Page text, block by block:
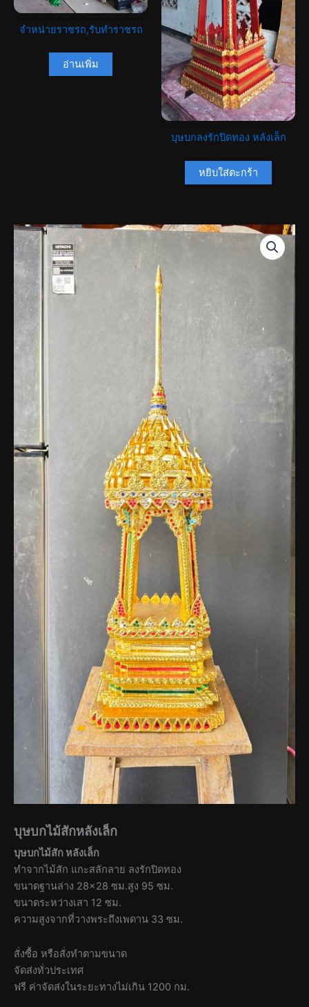
จำหน่ายราชรถ,รับทำราชรถ
อ่านเพิ่ม
บุษบกลงรักปิดทอง หลังเล็ก
หยิบใส่ตะกร้า
บุษบกไม้สักหลังเล็ก
บุษบกไม้สัก หลังเล็ก
ทำจากไม้สัก แกะสลักลาย ลงรักปิดทอง
ขนาดฐานล่าง 28×28 ซม.สูง 95 ซม.
ขนาดระหว่างเสา 12 ซม.
ความสูงจากที่วางพระถึงเพดาน 33 ซม.
สั่งซื้อ หรือสั่งทำตามขนาด
จัดส่งทั่วประเทศ
ฟรี ค่าจัดส่งในระยะทางไม่เกิน 1200 กม.